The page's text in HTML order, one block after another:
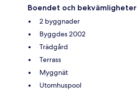
Boendet och bekvämligheter
2 byggnader
Byggdes 2002
Trädgård
Terrass
Myggnät
Utomhuspool